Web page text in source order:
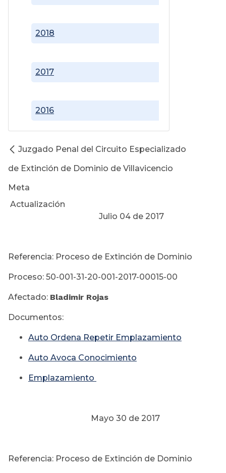
2016
2017
2018
Juzgado Penal del Circuito Especializado
de Extinción de Dominio de Villavicencio
Meta
Actualización
Julio 04 de 2017
Referencia: Proceso de Extinción de Dominio
Proceso: 50-001-31-20-001-2017-00015-00
Afectado: Bladimir Rojas
Documentos:
Auto Ordena Repetir Emplazamiento
Auto Avoca Conocimiento
Emplazamiento
Mayo 30 de 2017
Referencia: Proceso de Extinción de Dominio